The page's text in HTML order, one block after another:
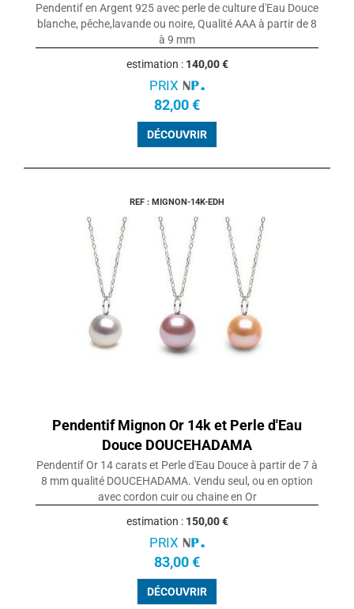
Pendentif en Argent 925 avec perle de culture d'Eau Douce
blanche, pêche,lavande ou noire, Qualité AAA à partir de 8
à 9 mm
estimation : 140,00 €
PRIX
82,00 €
DÉCOUVRIR
REF : MIGNON-14K-EDH
Pendentif Mignon Or 14k et Perle d'Eau
Douce DOUCEHADAMA
Pendentif Or 14 carats et Perle d'Eau Douce à partir de 7 à
8 mm qualité DOUCEHADAMA. Vendu seul, ou en option
avec cordon cuir ou chaine en Or
estimation : 150,00 €
PRIX
83,00 €
DÉCOUVRIR